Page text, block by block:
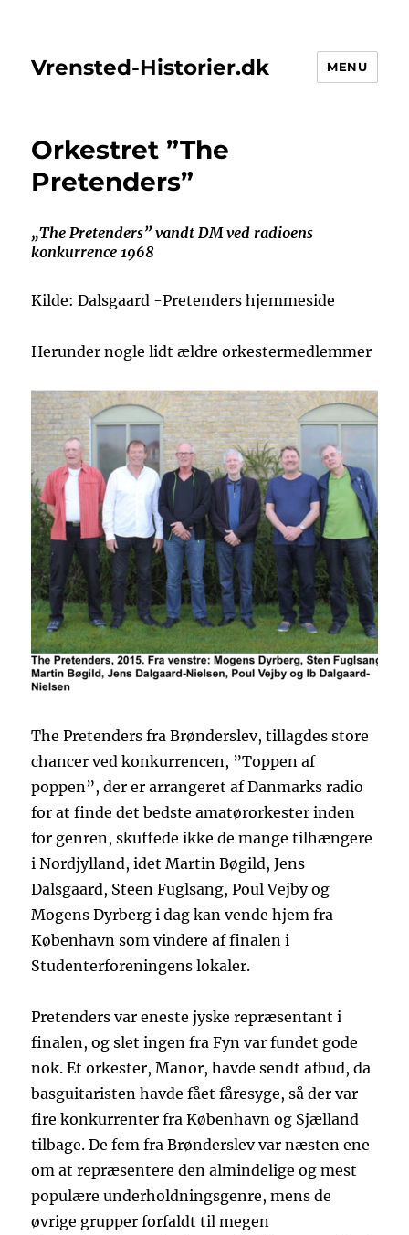
Vrensted-Historier.dk MENU
Orkestret ”The
Pretenders”
„The Pretenders” vandt DM ved radioens
konkurrence 1968
Kilde: Dalsgaard -Pretenders hjemmeside
Herunder nogle lidt ældre orkestermedlemmer
The Pretenders fra Brønderslev, tillagdes store
chancer ved konkurrencen, ”Toppen af
poppen”, der er arrangeret af Danmarks radio
for at finde det bedste amatørorkester inden
for genren, skuffede ikke de mange tilhængere
i Nordjylland, idet Martin Bøgild, Jens
Dalsgaard, Steen Fuglsang, Poul Vejby og
Mogens Dyrberg i dag kan vende hjem fra
København som vindere af finalen i
Studenterforeningens lokaler.
Pretenders var eneste jyske repræsentant i
finalen, og slet ingen fra Fyn var fundet gode
nok. Et orkester, Manor, havde sendt afbud, da
basguitaristen havde fået fåresyge, så der var
fire konkurrenter fra København og Sjælland
tilbage. De fem fra Brønderslev var næsten ene
om at repræsentere den almindelige og mest
populære underholdningsgenre, mens de
øvrige grupper forfaldt til megen